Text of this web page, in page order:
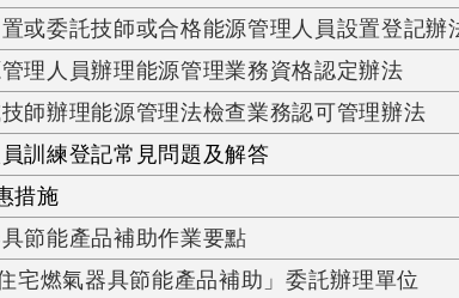
或委託技師或合格能源管理人員設置登記辦
理人員辦理能源管理業務資格認定辦法
師辦理能源管理法檢查業務認可管理辦法
訓練登記常見問題及解答
措施
節能產品補助作業要點
宅燃氣器具節能產品補助」委託辦理單位